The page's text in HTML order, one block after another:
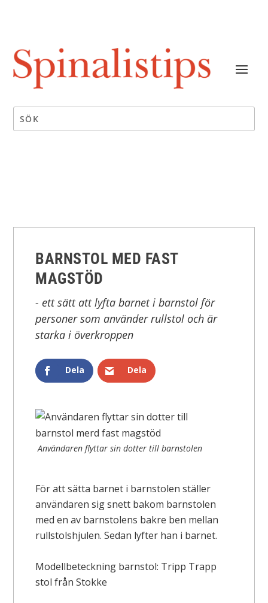
BARNSTOL MED FAST
MAGSTÖD
- ett sätt att lyfta barnet i barnstol för
personer som använder rullstol och är
starka i överkroppen
Dela Dela
Användaren flyttar sin dotter till barnstolen
För att sätta barnet i barnstolen ställer
användaren sig snett bakom barnstolen
med en av barnstolens bakre ben mellan
rullstolshjulen. Sedan lyfter han i barnet.
Modellbeteckning barnstol: Tripp Trapp
stol från Stokke